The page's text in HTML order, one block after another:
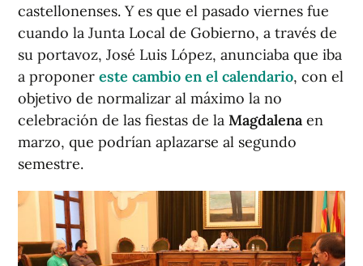
castellonenses. Y es que el pasado viernes fue
cuando la Junta Local de Gobierno, a través de
su portavoz, José Luis López, anunciaba que iba
a proponer este cambio en el calendario, con el
objetivo de normalizar al máximo la no
celebración de las fiestas de la Magdalena en
marzo, que podrían aplazarse al segundo
semestre.